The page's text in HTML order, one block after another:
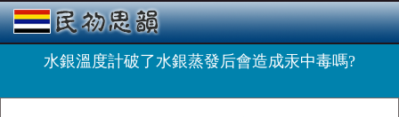
水銀溫度計破了水銀蒸發后會造成汞中毒嗎?